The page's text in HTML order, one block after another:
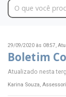
29/09/2020 às 08:57,
Boletim
Atualizado nesta
Karina Souza,